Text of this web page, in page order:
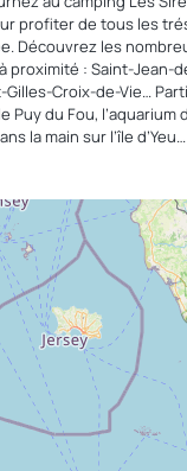
profiter de tous les
Découvrez les
proximité : Saint-Jean-
Gilles-Croix-de-Vie…
Puy du Fou, l’aquarium
la main sur l’île